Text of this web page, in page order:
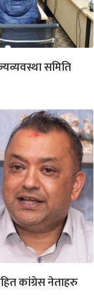
समिति
कांग्रेस नेताहरु